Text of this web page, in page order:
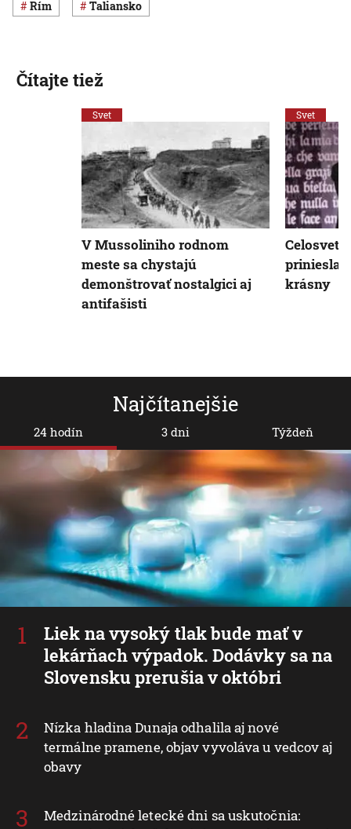
Rím Taliansko
Najčítanejšie
24 hodín
Liek na vysoký tlak bude mať v
lekárňach výpadok. Dodávky sa na
Slovensku prerušia v októbri
Nízka hladina Dunaja odhalila aj nové
termálne pramene, objav vyvoláva u vedcov aj
obavy
Medzinárodné letecké dni sa uskutočnia:
3 dni Týždeň
Čítajte tiež
Svet
V Mussoliniho rodnom
meste sa chystajú
demonštrovať nostalgici aj
antifašisti
Svet
priniesla
krásny